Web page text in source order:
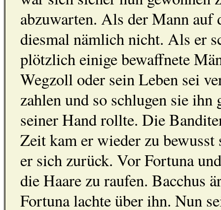
abzuwarten. Als der Mann auf
diesmal nämlich nicht. Als er
plötzlich einige bewaffnete
Wegzoll oder sein Leben sei
zahlen und so schlugen sie
seiner Hand rollte. Die
Zeit kam er wieder zu
er sich zurück. Vor Fortuna
die Haare zu raufen. Bacchus
Fortuna lachte über ihn. Nun